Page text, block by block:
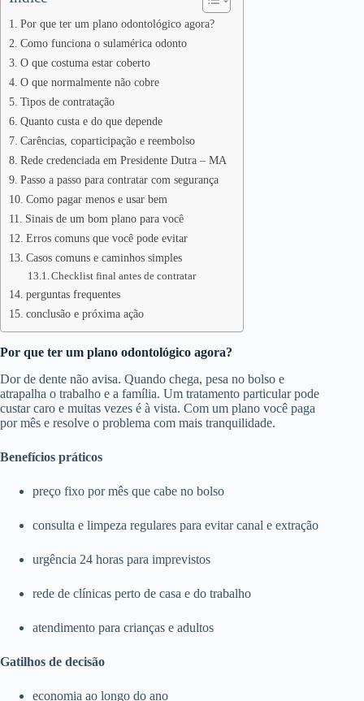
Por que ter um plano odontológico agora?
Como funciona o sulamérica odonto
O que costuma estar coberto
O que normalmente não cobre
Tipos de contratação
Quanto custa e do que depende
Carências, coparticipação e reembolso
Rede credenciada em Presidente Dutra – MA
Passo a passo para contratar com segurança
Como pagar menos e usar bem
Sinais de um bom plano para você
Erros comuns que você pode evitar
Casos comuns e caminhos simples
Checklist final antes de contratar
perguntas frequentes
conclusão e próxima ação
Por que ter um plano odontológico agora?
Dor de dente não avisa. Quando chega, pesa no bolso e
atrapalha o trabalho e a família. Um tratamento particular pode
custar caro e muitas vezes é à vista. Com um plano você paga
por mês e resolve o problema com mais tranquilidade.
Benefícios práticos
preço fixo por mês que cabe no bolso
consulta e limpeza regulares para evitar canal e extração
urgência 24 horas para imprevistos
rede de clínicas perto de casa e do trabalho
atendimento para crianças e adultos
Gatilhos de decisão
economia ao longo do ano